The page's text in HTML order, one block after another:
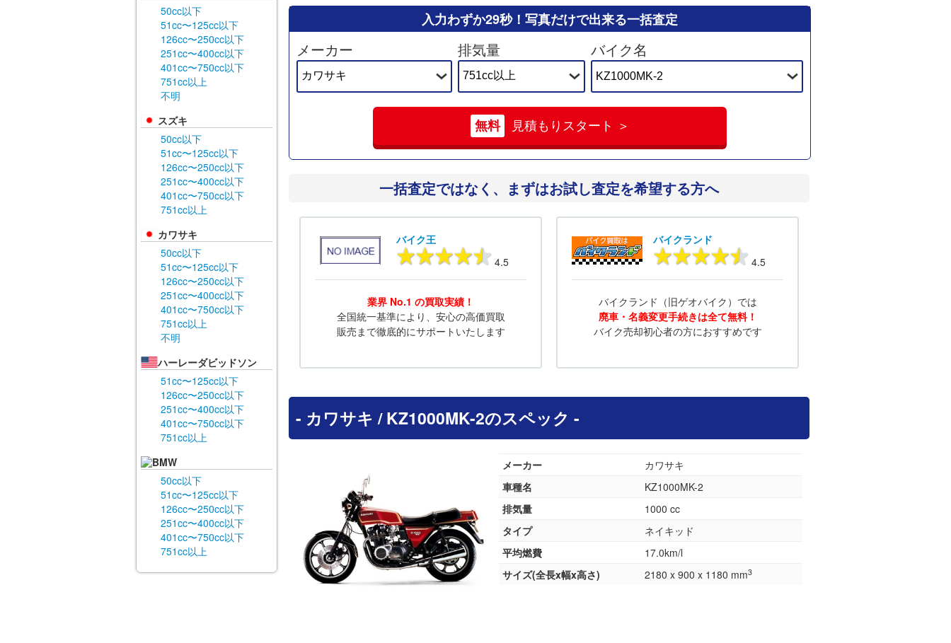
入力わずか29秒！ 写真だけで出来る一括査定
メーカー 排気量 バイク名
無料 見積もりスタート ＞
一括査定ではなく、 まずはお試し査定を希望する方へ
バイク王
4.5
業界 No.1 の買取実績！
全国統一基準により、安心の高価買取
販売まで徹底的にサポートいたします
バイクランド
4.5
バイクランド（旧ゲオバイク）では
廃車・名義変更手続きは全て無料！
バイク売却初心者の方におすすめです
- カワサキ / KZ1000MK-2のスペック -
メーカー
カワサキ
車種名
KZ1000MK-2
排気量
1000 cc
タイプ
ネイキッド
平均燃費
17.0km/l
サイズ(全長x幅x高さ)
2180 x 900 x 1180 mm3
50cc以下
51cc〜125cc以下
126cc〜250cc以下
251cc〜400cc以下
401cc〜750cc以下
751cc以上
不明
スズキ
50cc以下
51cc〜125cc以下
126cc〜250cc以下
251cc〜400cc以下
401cc〜750cc以下
751cc以上
カワサキ
50cc以下
51cc〜125cc以下
126cc〜250cc以下
251cc〜400cc以下
401cc〜750cc以下
751cc以上
不明
ハーレーダビッドソン
51cc〜125cc以下
126cc〜250cc以下
251cc〜400cc以下
401cc〜750cc以下
751cc以上
BMW
50cc以下
51cc〜125cc以下
126cc〜250cc以下
251cc〜400cc以下
401cc〜750cc以下
751cc以上